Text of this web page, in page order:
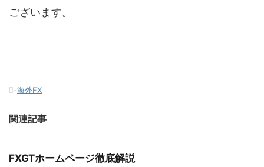
ございます。
-海外FX
関連記事
FXGTホームページ徹底解説